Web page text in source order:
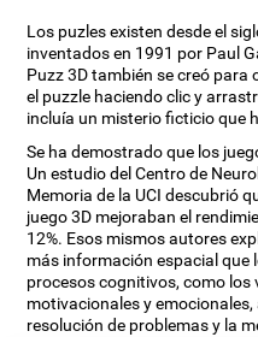
Los puzles existen desde el
inventados en 1991 por Paul
Puzz 3D también se creó
el puzzle haciendo clic y
incluía un misterio ficticio que
Se ha demostrado que los
Un estudio del Centro de
Memoria de la UCI descubrió
juego 3D mejoraban el
12%. Esos mismos autores
más información espacial que
procesos cognitivos, como los
motivacionales y
resolución de problemas y la